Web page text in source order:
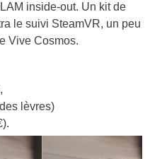
inside-out. Un kit de
le suivi SteamVR, un peu
Vive Cosmos.
lèvres)